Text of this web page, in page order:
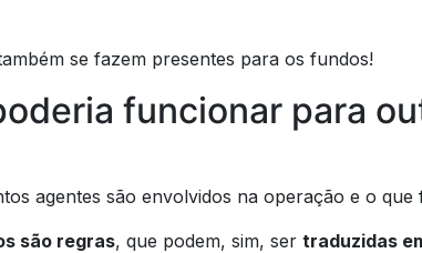
se fazem presentes para os fundos!
funcionar para
agentes são envolvidos na operação e o que
são regras, que podem, sim, ser traduzidas